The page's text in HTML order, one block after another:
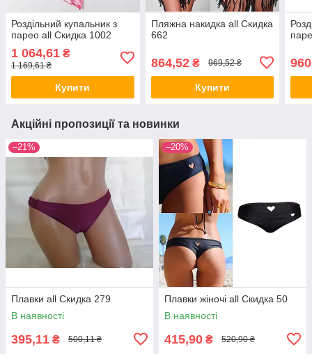
Роздільний купальник з
парео all Скидка 1002
1 064,61 ₴
1 169,61 ₴
Купити
Пляжна накидка all Скидка
662
864,52₴ 969,52 ₴
Купити
Акційні пропозиції та новинки
–21%
Плавки all Скидка 279
В наявності
395,11 ₴ 500,11 ₴
–20%
Плавки жіночі all Скидка 50
В наявності
415,90 ₴ 520,90 ₴